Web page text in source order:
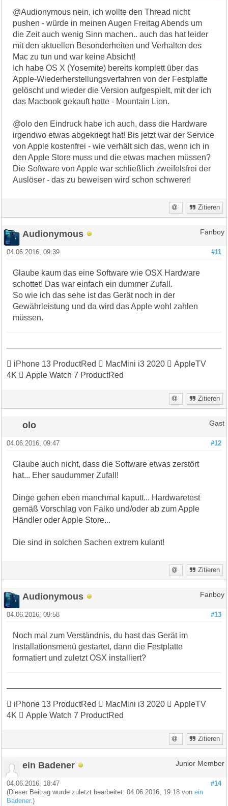
@Audionymous nein, ich wollte den Thread nicht
pushen - würde in meinen Augen Freitag Abends um
die Zeit auch wenig Sinn machen.. auch das hat leider
mit den aktuellen Besonderheiten und Verhalten des
Mac zu tun und war keine Absicht!
Ich habe OS X (Yosemite) bereits komplett über das
Apple-Wiederherstellungsverfahren von der Festplatte
gelöscht und wieder die Version aufgespielt, mit der ich
das Macbook gekauft hatte - Mountain Lion.
@olo den Eindruck habe ich auch, dass die Hardware
irgendwo etwas abgekriegt hat! Bis jetzt war der Service
von Apple kostenfrei - wie verhält sich das, wenn ich in
den Apple Store muss und die etwas machen müssen?
Die Software von Apple war schließlich zweifelsfrei der
Auslöser - das zu beweisen wird schon schwerer!
Zitieren
Audionymous Fanboy
#11
04.06.2016, 09:39
Glaube kaum das eine Software wie OSX Hardware
schottet! Das war einfach ein dummer Zufall.
So wie ich das sehe ist das Gerät noch in der
Gewährleistung und da wird das Apple wohl zahlen
müssen.
 iPhone 13 ProductRed  MacMini i3 2020  AppleTV
4K  Apple Watch 7 ProductRed
Zitieren
olo Gast
#12
04.06.2016, 09:47
Glaube auch nicht, dass die Software etwas zerstört
hat... Eher saudummer Zufall!
Dinge gehen eben manchmal kaputt... Hardwaretest
gemäß Vorschlag von Falko und/oder ab zum Apple
Händler oder Apple Store...
Die sind in solchen Sachen extrem kulant!
Zitieren
Audionymous Fanboy
#13
04.06.2016, 09:58
Noch mal zum Verständnis, du hast das Gerät im
Installationsmenü gestartet, dann die Festplatte
formatiert und zuletzt OSX installiert?
 iPhone 13 ProductRed  MacMini i3 2020  AppleTV
4K  Apple Watch 7 ProductRed
Zitieren
ein Badener Junior Member
#14
04.06.2016, 18:47
(Dieser Beitrag wurde zuletzt bearbeitet: 04.06.2016, 19:18 vonein
Badener.)